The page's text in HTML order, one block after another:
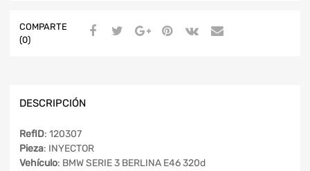
COMPARTE
(0)
DESCRIPCIÓN
RefID: 120307
Pieza: INYECTOR
Vehículo: BMW SERIE 3 BERLINA E46 320d